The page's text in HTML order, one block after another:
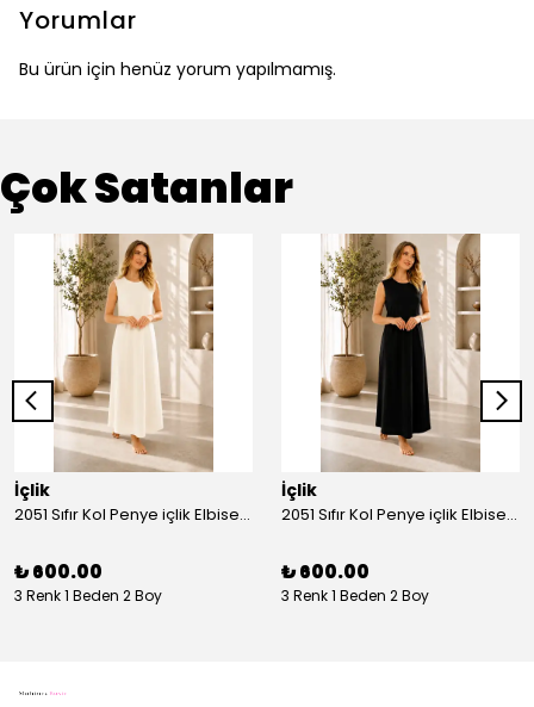
Yorumlar
Bu ürün için henüz yorum yapılmamış.
Çok Satanlar
İçlik
2051 Sıfır Kol Penye içlik Elbise - Ekru
₺ 600.00
3 Renk 1 Beden 2 Boy
İçlik
2051 Sıfır Kol Penye içlik Elbise - Siyah
₺ 600.00
3 Renk 1 Beden 2 Boy